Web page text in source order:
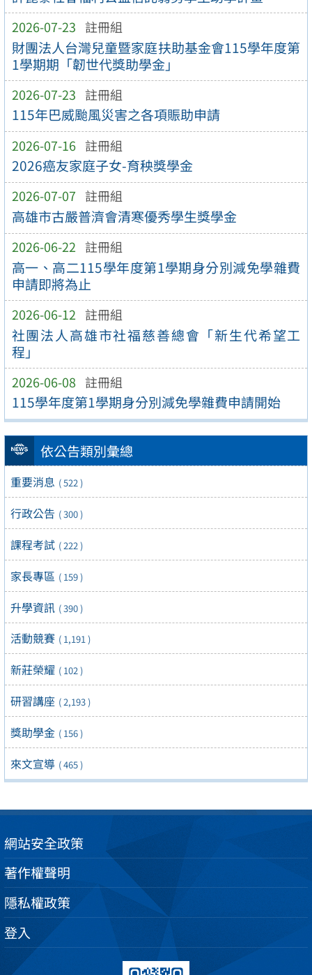
2026-07-23 註冊組
財團法人台灣兒童暨家庭扶助基金會115學年度第
1學期期「韌世代獎助學金」
2026-07-23 註冊組
115年巴威颱風災害之各項賑助申請
2026-07-16 註冊組
2026癌友家庭子女-育秧獎學金
2026-07-07 註冊組
高雄市古嚴普濟會清寒優秀學生獎學金
2026-06-22 註冊組
高一、高二115學年度第1學期身分別減免學雜費
申請即將為止
2026-06-12 註冊組
社團法人高雄市社福慈善總會「新生代希望工
程」
2026-06-08 註冊組
115學年度第1學期身分別減免學雜費申請開始
依公告類別彙總
重要消息 ( 522 )
行政公告 ( 300 )
課程考試 ( 222 )
家長專區 ( 159 )
升學資訊 ( 390 )
活動競賽 ( 1,191 )
新莊榮耀 ( 102 )
研習講座 ( 2,193 )
獎助學金 ( 156 )
來文宣導 ( 465 )
網站安全政策
著作權聲明
隱私權政策
登入